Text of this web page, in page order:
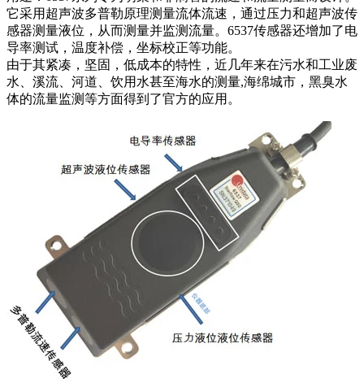
它采用超声波多普勒原理测量流体流速，通过压力和超声波传
感器测量液位，从而测量并监测流量。6537传感器还增加了电
导率测试，温度补偿，坐标校正等功能。
由于其紧凑，坚固，低成本的特性，近几年来在污水和工业废
水、溪流、河道、饮用水甚至海水的测量,海绵城市，黑臭水
体的流量监测等方面得到了官方的应用。